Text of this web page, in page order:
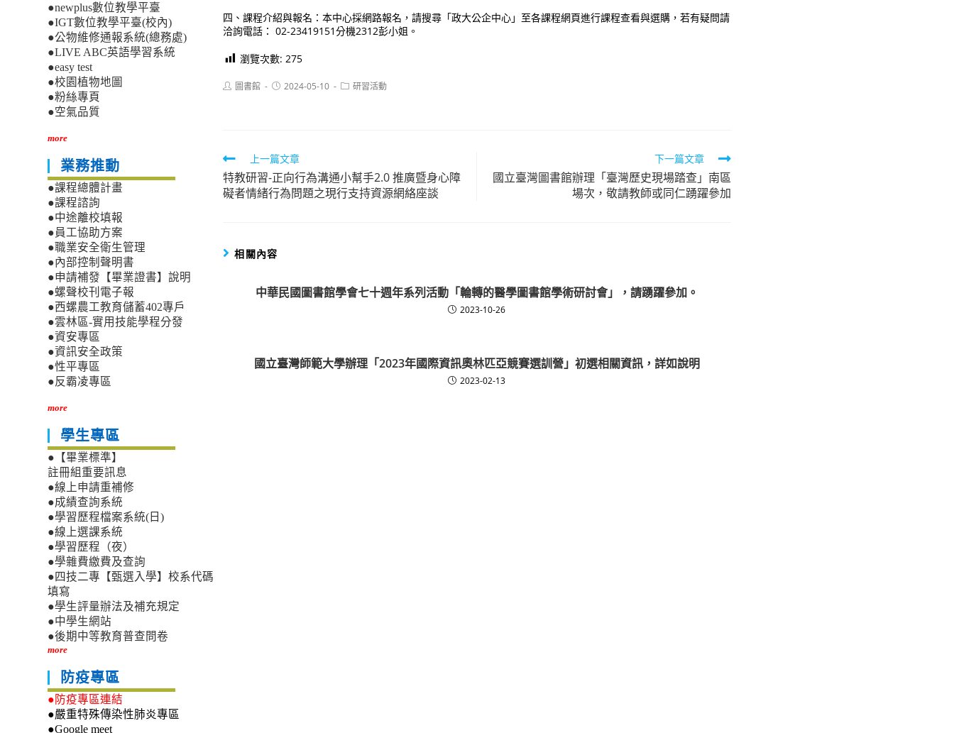
四、課程介紹與報名：本中心採網路報名，請搜尋「政大公企中心」至各課程網頁進行課程查看與選購，若有疑問請
洽詢電話： 02-23419151分機2312彭小姐。
瀏覽次數: 275
Post圖書館
Post2024-05-10
Post研習活動
Read
more
articles
上一篇文章
特教研習-正向行為溝通小幫手2.0 推廣暨身心障
礙者情緒行為問題之現行支持資源網絡座談
下一篇文章
國立臺灣圖書館辦理「臺灣歷史現場踏查」南區
場次，敬請教師或同仁踴躍參加
相關內容
中華民國圖書館學會七十週年系列活動「輪轉的醫學圖書館學術研討會」，請踴躍參加。
2023-10-26
國立臺灣師範大學辦理「2023年國際資訊奧林匹亞競賽選訓營」初選相關資訊，詳如說明
2023-02-13
●newplus數位教學平臺
●IGT數位教學平臺(校內)
●公物維修通報系統(總務處)
●LIVE ABC英語學習系統
●easy test
●校園植物地圖
●粉絲專頁
●空氣品質
more
業務推動
●課程總體計畫
●課程諮詢
●中途離校填報
●員工協助方案
●職業安全衛生管理
●內部控制聲明書
●申請補發【畢業證書】說明
●螺聲校刊電子報
●西螺農工教育儲蓄402專戶
●雲林區-實用技能學程分發
●資安專區
●資訊安全政策
●性平專區
●反霸凌專區
more
學生專區
●【畢業標準】
註冊組重要訊息
●線上申請重補修
●成績查詢系統
●學習歷程檔案系統(日)
●線上選課系統
●學習歷程（夜）
●學雜費繳費及查詢
●四技二專【甄選入學】校系代碼
填寫
●學生評量辦法及補充規定
●中學生網站
●後期中等教育普查問卷
more
防疫專區
●防疫專區連結
●嚴重特殊傳染性肺炎專區
●Google meet